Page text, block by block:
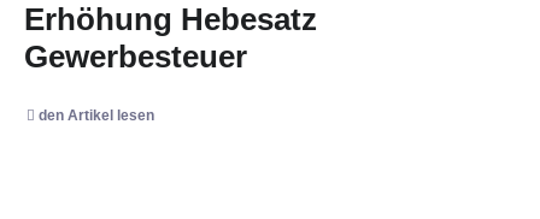
Erhöhung Hebesatz
Gewerbesteuer
den Artikel lesen